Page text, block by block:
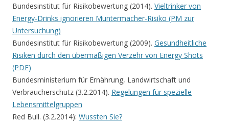
Bundesinstitut für Risikobewertung (2014). Vieltrinker von
Energy-Drinks ignorieren Muntermacher-Risiko (PM zur
Untersuchung)
Bundesinstitut für Risikobewertung (2009). Gesundheitliche
Risiken durch den übermäßigen Verzehr von Energy Shots
(PDF)
Bundesministerium für Ernährung, Landwirtschaft und
Verbraucherschutz (3.2.2014). Regelungen für spezielle
Lebensmittelgruppen
Red Bull. (3.2.2014): Wussten Sie?